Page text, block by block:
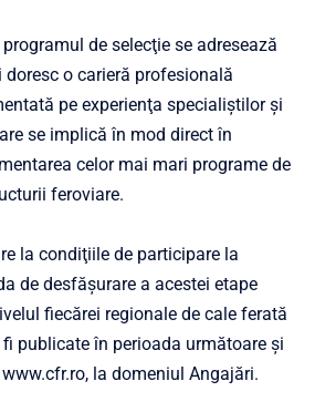
de selecţie se adresează
o carieră profesională
pe experienţa specialiştilor şi
se implică în mod direct în
celor mai mari programe de
feroviare.
la condiţiile de participare la
de desfăşurare a acestei etape
fiecărei regionale de cale ferată
fi publicate în perioada următoare şi
www.cfr.ro, la domeniul Angajări.